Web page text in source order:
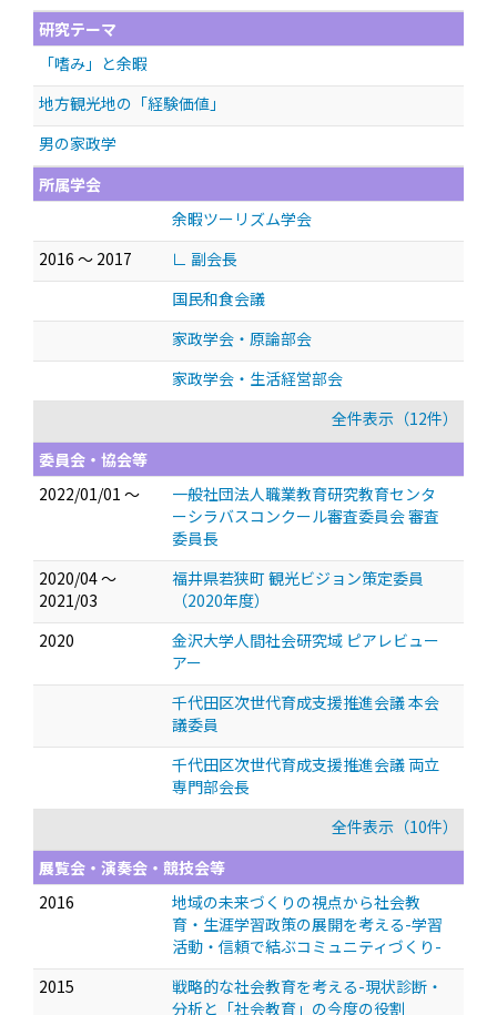
研究テーマ
「嗜み」と余暇
地方観光地の「経験価値」
男の家政学
所属学会
余暇ツーリズム学会
2016 ～ 2017
∟ 副会長
国民和食会議
家政学会・原論部会
家政学会・生活経営部会
全件表示（12件）
委員会・協会等
2022/01/01 ～
一般社団法人職業教育研究教育センタ
ーシラバスコンクール審査委員会 審査
委員長
2020/04 ～
2021/03
福井県若狭町 観光ビジョン策定委員
（2020年度）
2020
金沢大学人間社会研究域 ピアレビュー
アー
千代田区次世代育成支援推進会議 本会
議委員
千代田区次世代育成支援推進会議 両立
専門部会長
全件表示（10件）
展覧会・演奏会・競技会等
2016
地域の未来づくりの視点から社会教
育・生涯学習政策の展開を考える-学習
活動・信頼で結ぶコミュニティづくり-
2015
戦略的な社会教育を考える-現状診断・
分析と「社会教育」の今度の役割